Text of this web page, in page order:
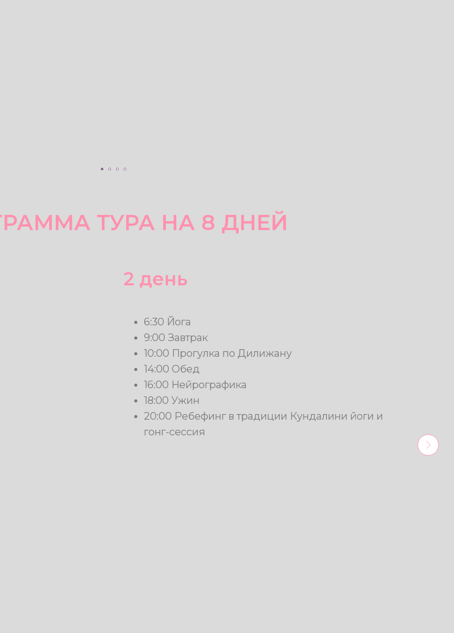
ТУРА НА 8 ДНЕЙ
2 день
6:30 Йога
9:00 Завтрак
10:00 Прогулка по Дилижану
14:00 Обед
16:00 Нейрографика
18:00 Ужин
20:00 Ребефинг в традиции Кундалини йоги и
гонг-сессия